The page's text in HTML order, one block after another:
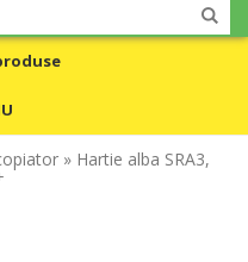
» Hartie alba SRA3,